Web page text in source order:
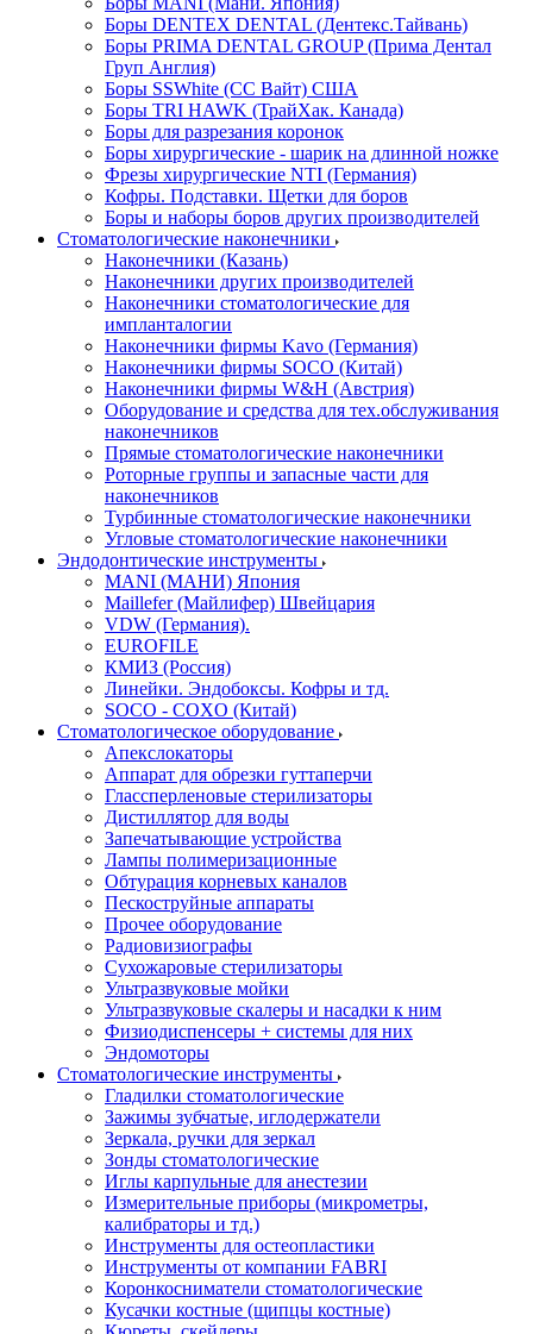
Боры DENTEX DENTAL (Дентекс.Тайвань)
Боры PRIMA DENTAL GROUP (Прима Дентал
Груп Англия)
Боры SSWhite (СС Вайт) США
Боры TRI HAWK (ТрайХак. Канада)
Боры для разрезания коронок
Боры хирургические - шарик на длинной ножке
Фрезы хирургические NTI (Германия)
Кофры. Подставки. Щетки для боров
Боры и наборы боров других производителей
Стоматологические наконечники
Наконечники (Казань)
Наконечники других производителей
Наконечники стоматологические для
импланталогии
Наконечники фирмы Kavo (Германия)
Наконечники фирмы SOCO (Китай)
Наконечники фирмы W&H (Австрия)
Оборудование и средства для тех.обслуживания
наконечников
Прямые стоматологические наконечники
Роторные группы и запасные части для
наконечников
Турбинные стоматологические наконечники
Угловые стоматологические наконечники
Эндодонтические инструменты
MANI (МАНИ) Япония
Maillefer (Майлифер) Швейцария
VDW (Германия).
EUROFILE
КМИЗ (Россия)
Линейки. Эндобоксы. Кофры и тд.
SOCO - COXO (Китай)
Стоматологическое оборудование
Апекслокаторы
Аппарат для обрезки гуттаперчи
Глассперленовые стерилизаторы
Дистиллятор для воды
Запечатывающие устройства
Лампы полимеризационные
Обтурация корневых каналов
Пескоструйные аппараты
Прочее оборудование
Радиовизиографы
Сухожаровые стерилизаторы
Ультразвуковые мойки
Ультразвуковые скалеры и насадки к ним
Физиодиспенсеры + системы для них
Эндомоторы
Стоматологические инструменты
Гладилки стоматологические
Зажимы зубчатые, иглодержатели
Зеркала, ручки для зеркал
Зонды стоматологические
Иглы карпульные для анестезии
Измерительные приборы (микрометры,
калибраторы и тд.)
Инструменты для остеопластики
Инструменты от компании FABRI
Коронкосниматели стоматологические
Кусачки костные (щипцы костные)